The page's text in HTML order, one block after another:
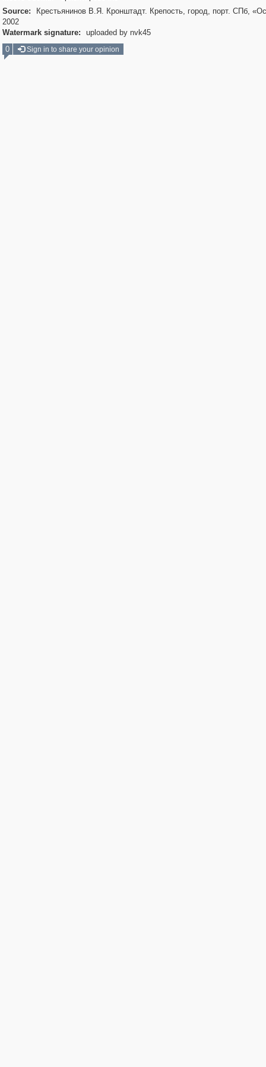
Source:
Крестьянинов В.Я. Кронштадт. Крепость, город, порт. СПб,
2002
Watermark signature:
uploaded by nvk45
0
Sign in to share your opinion